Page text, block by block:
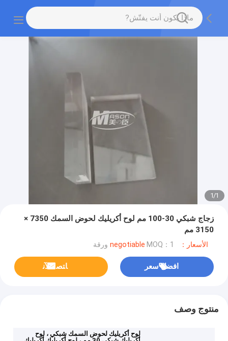
1
/
1
زجاج شبكي 30-100 مم لوح أكريليك لحوض السمك 7350 ×
3150 مم
الأسعار：negotiable MOQ：1 ورقة
افضل سعر ﺎﺘﺼﻟ ﺍﻶﻧ
منتوج وصف
لوح أكريليك لحوض السمك شبكي ، لوح